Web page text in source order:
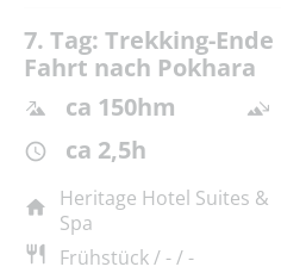
7. Tag: Trekking-Ende
Fahrt nach Pokhara
ca 150hm
ca 2,5h
Heritage Hotel Suites &
Spa
Frühstück / - / -